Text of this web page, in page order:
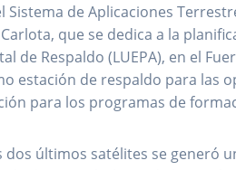
Sistema de Aplicaciones
que se dedica a la
de Respaldo (LUEPA), en el
estación de respaldo para las
para los programas de
dos últimos satélites se generó